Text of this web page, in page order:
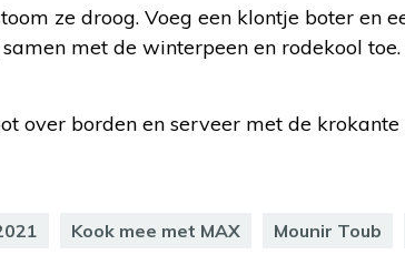
ze droog. Voeg een klontje boter en
met de winterpeen en rodekool
over borden en serveer met de krokante
Kook mee met MAX Mounir Toub